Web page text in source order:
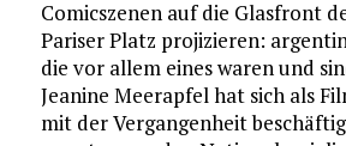
Comicszenen auf die Glasfront
Pariser Platz projizieren:
die vor allem eines waren und
Jeanine Meerapfel hat sich als
mit der Vergangenheit